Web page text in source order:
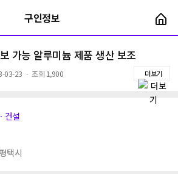
구인정보
가능 알루미늄 제품 생산 보조
03-23 ㆍ 조회 1,900 더보기
건설
택시
구인정보